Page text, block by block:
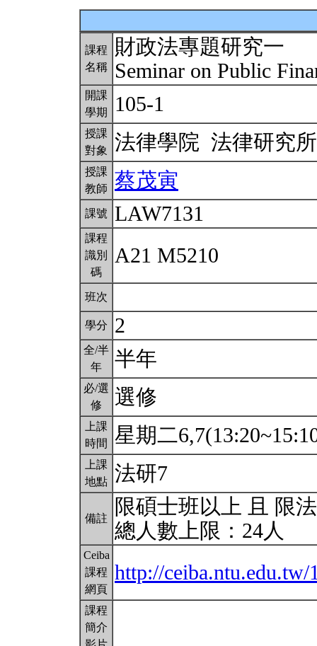
課程
名稱
財政法專題研究一
Seminar on Public
開課
學期
105-1
授課
對象
法律學院 法律研究
授課
教師
蔡茂寅
課號 LAW7131
課程
識別
碼
A21 M5210
班次
學分 2
全/半
年
半年
必/選
修
選修
上課
時間
星期二
上課
地點 法研7
備註
限碩士班以上 且 限
總人數上限：24人
Ceiba
課程
網頁
http://
課程
簡介